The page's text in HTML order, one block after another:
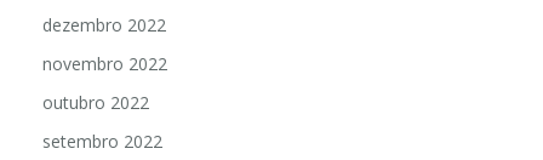
dezembro 2022
novembro 2022
outubro 2022
setembro 2022